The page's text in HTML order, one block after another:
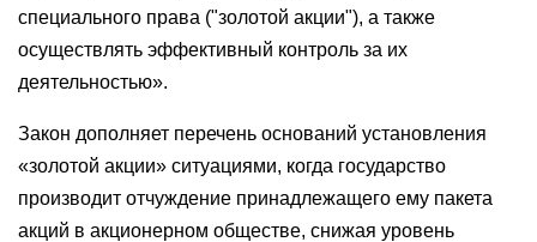
специального права ("золотой акции"), а также
осуществлять эффективный контроль за их
деятельностью».
Закон дополняет перечень оснований установления
«золотой акции» ситуациями, когда государство
производит отчуждение принадлежащего ему пакета
акций в акционерном обществе, снижая уровень